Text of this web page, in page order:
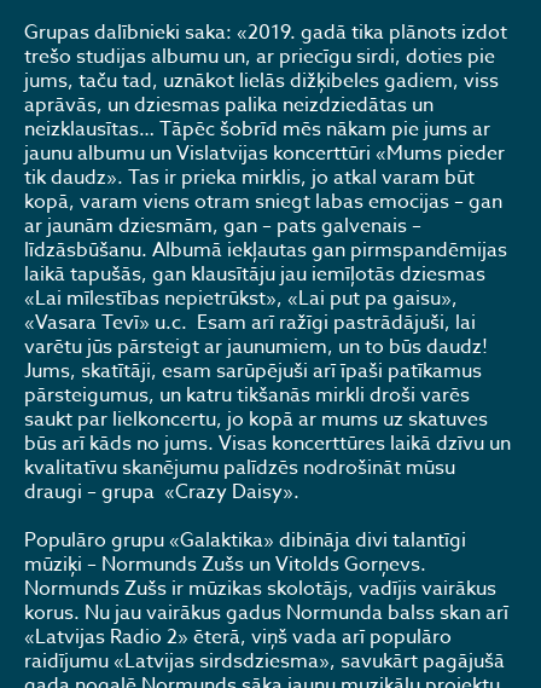
Grupas dalībnieki saka: «2019. gadā tika plānots izdot
trešo studijas albumu un, ar priecīgu sirdi, doties pie
jums, taču tad, uznākot lielās dižķibeles gadiem, viss
aprāvās, un dziesmas palika neizdziedātas un
neizklausītas… Tāpēc šobrīd mēs nākam pie jums ar
jaunu albumu un Vislatvijas koncerttūri «Mums pieder
tik daudz». Tas ir prieka mirklis, jo atkal varam būt
kopā, varam viens otram sniegt labas emocijas – gan
ar jaunām dziesmām, gan – pats galvenais –
līdzāsbūšanu. Albumā iekļautas gan pirmspandēmijas
laikā tapušās, gan klausītāju jau iemīļotās dziesmas
«Lai mīlestības nepietrūkst», «Lai put pa gaisu»,
«Vasara Tevī» u.c. Esam arī ražīgi pastrādājuši, lai
varētu jūs pārsteigt ar jaunumiem, un to būs daudz!
Jums, skatītāji, esam sarūpējuši arī īpaši patīkamus
pārsteigumus, un katru tikšanās mirkli droši varēs
saukt par lielkoncertu, jo kopā ar mums uz skatuves
būs arī kāds no jums. Visas koncerttūres laikā dzīvu un
kvalitatīvu skanējumu palīdzēs nodrošināt mūsu
draugi – grupa «Crazy Daisy».
Populāro grupu «Galaktika» dibināja divi talantīgi
mūziķi – Normunds Zušs un Vitolds Gorņevs.
Normunds Zušs ir mūzikas skolotājs, vadījis vairākus
korus. Nu jau vairākus gadus Normunda balss skan arī
«Latvijas Radio 2» ēterā, viņš vada arī populāro
raidījumu «Latvijas sirdsdziesma», savukārt pagājušā